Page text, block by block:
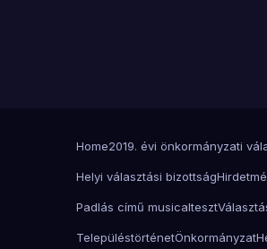
Home2019. évi önkormányzati
Helyi választási bizottság
Padlás című musicalteszt
TelepüléstörténetÖnkormányzat